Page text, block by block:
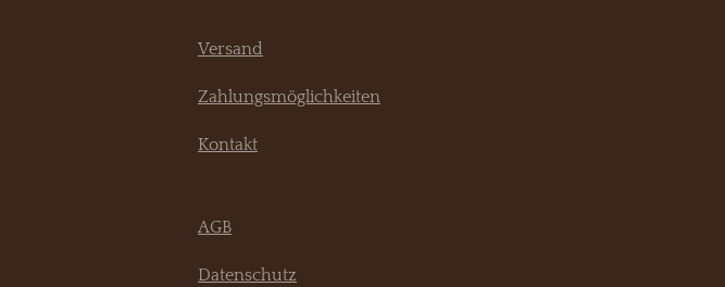
Versand
Zahlungsmöglichkeiten
Kontakt
AGB
Datenschutz